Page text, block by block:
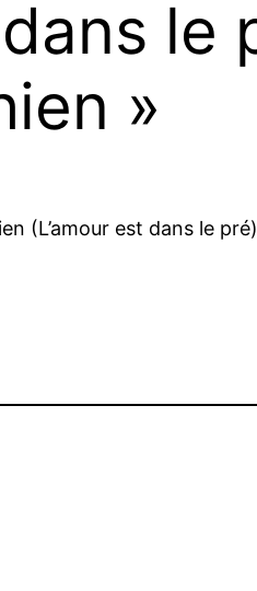
dans
»
(L’amour est dans le